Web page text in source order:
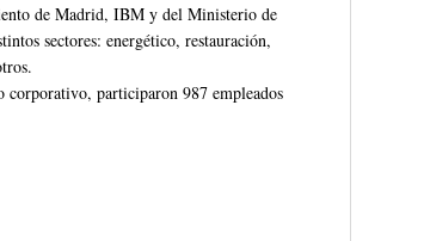
de Madrid, IBM y del Ministerio de
sectores: energético, restauración,
corporativo, participaron 987 empleados